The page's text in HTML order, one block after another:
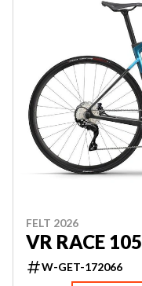
FELT 2026
VR RACE 105
W-GET-172066